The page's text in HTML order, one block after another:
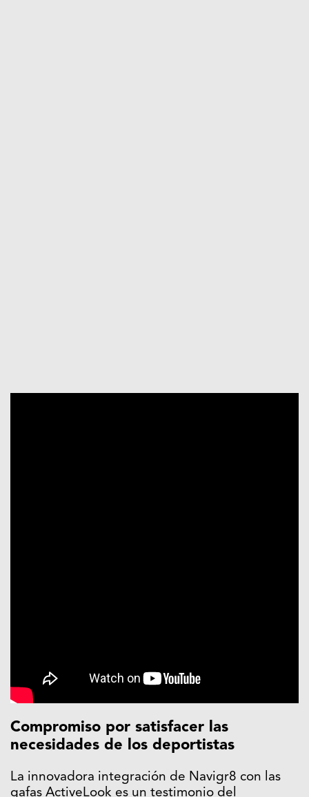
Compromiso por satisfacer las
necesidades de los deportistas
La innovadora integración de Navigr8 con las
gafas ActiveLook es un testimonio del